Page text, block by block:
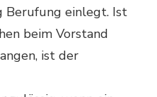
Berufung einlegt. Ist
beim Vorstand
ist der